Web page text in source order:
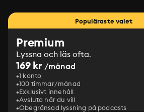
Populäraste valet
Premium
Lyssna och läs ofta.
169 kr /månad
1 konto
100 timmar/månad
Exklusivt innehåll
Avsluta när du vill
Obegränsad lyssning på podcasts